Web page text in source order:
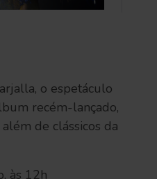
o espetáculo
recém-lançado,
além de clássicos da
às 12h